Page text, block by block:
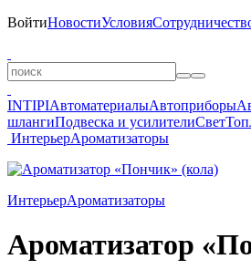
ВойтиНовостиУсловия
INTIPIАвтоматериалыАвтоприборы
шлангиПодвеска и усилителиСвет
ИнтерьерАроматизаторы
ИнтерьерАроматизаторы
Ароматизатор